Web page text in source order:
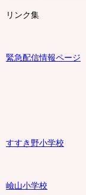
リンク集
緊急配信情報ページ
すすき野小学校
嶮山小学校